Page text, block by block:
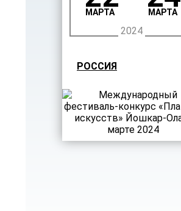
МАРТА МАРТА
2024
РОССИЯ